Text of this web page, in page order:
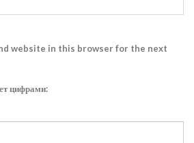
website in this browser for the next
цифрами: